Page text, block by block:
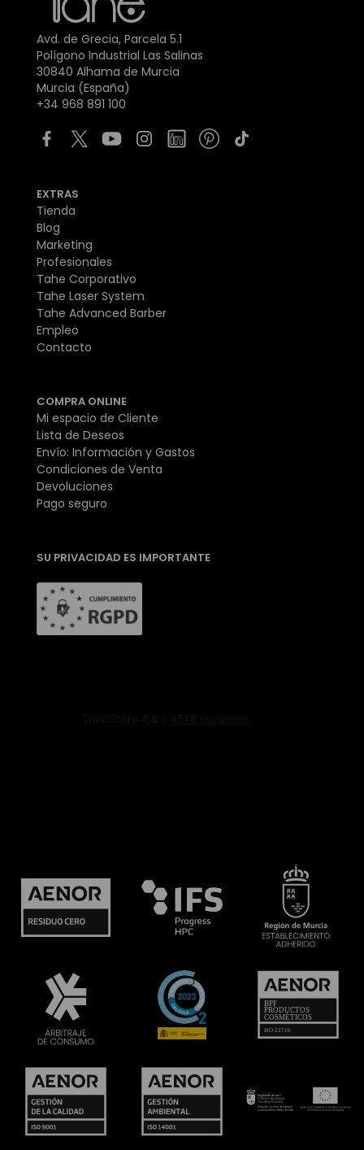
Avd. de Grecia, Parcela 5.1
Polígono Industrial Las Salinas
30840 Alhama de Murcia
Murcia (España)
+34 968 891 100
EXTRAS
Tienda
Blog
Marketing
Profesionales
Tahe Corporativo
Tahe Laser System
Tahe Advanced Barber
Empleo
Contacto
COMPRA ONLINE
Mi espacio de Cliente
Lista de Deseos
Envío: Información y Gastos
Condiciones de Venta
Devoluciones
Pago seguro
SU PRIVACIDAD ES IMPORTANTE